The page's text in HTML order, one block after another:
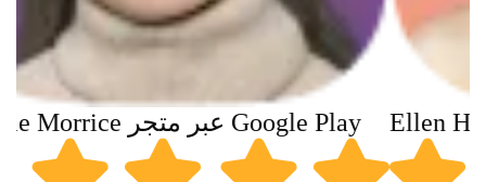
Ellen Haveron عبر متجر Google Play